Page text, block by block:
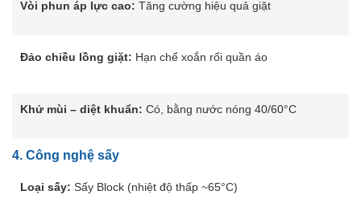
Vòi phun áp lực cao: Tăng cường hiệu quả giặt
Đảo chiều lồng giặt: Hạn chế xoắn rối quần áo
Khử mùi – diệt khuẩn: Có, bằng nước nóng 40/60°C
4. Công nghệ sấy
Loại sấy: Sấy Block (nhiệt độ thấp ~65°C)